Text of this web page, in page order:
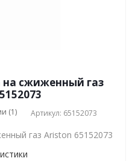
на сжиженный газ
(1) Артикул: 65152073
газ Ariston 65152073